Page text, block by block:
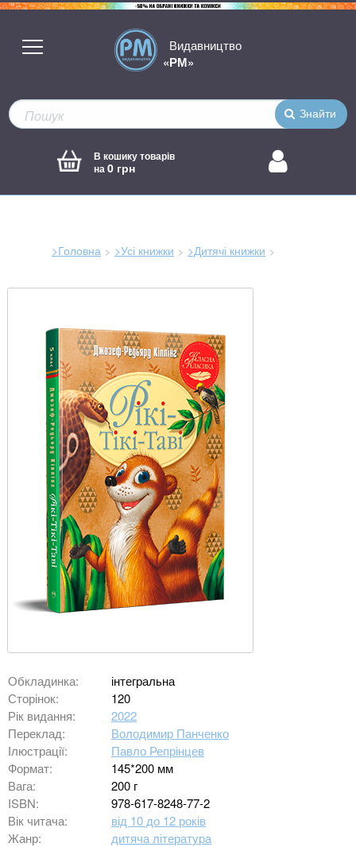
Видавництво
«РМ»
Знайти
В кошику товарів
на0 грн
>Головна >Усі книжки
>Дитячі книжки
тут:
Обкладинка:
інтегральна
Сторінок:
120
Рік видання:
2022
Переклад:
Володимир Панченко
Ілюстрації:
Павло Репрінцев
Формат:
145*200 мм
Вага:
200 г
ISBN:
978-617-8248-77-2
Вік читача:
від 10 до 12 років
Жанр:
дитяча література